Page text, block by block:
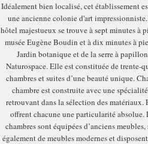
Idéalement bien localisé, cet établissement
une ancienne colonie d'art
hôtel majestueux se trouve à sept minutes à
musée Eugène Boudin et à dix minutes à
Jardin botanique et de la serre à
Naturospace. Elle est constituée de trente-
chambres et suites d’une beauté unique.
chambre est construite avec une
retrouvant dans la sélection des matériaux.
offrent chacune une particularité absolue.
chambres sont équipées d’anciens meubles,
également de meubles modernes et